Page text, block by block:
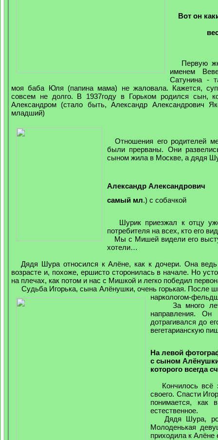
Вот он
Первую
именем
Сатунина -
моя баба Юля (папина мама) не жаловала. Кажется,
совсем не долго. В 1937году в Горьком родился сын,
Александром (стало быть, Александр Александрович
младший)
Отношения его родителей
были прерваны. Они
сыном жила в Москве, а дядя
Александр Александрович
самый мл.) с собачкой
Шурик приезжал к отцу уже
потребителя на всех, кто его
Мы с Мишей видели его
хотели…
Дядя Шура относился к Алёне, как к дочери. Она ведь
возрасте и, похоже, ершисто сторонилась в начале. Но
на плечах, как потом и нас с Мишкой и легко победил
Судьба Игорька, сына Алёнушки, очень горькая. После
наркологом-
За много лет
направления.
дотрагивался до
вегетарианскую
На левой
с сыном
которого всегда
Кончилось всё
своего. Спасти
понимается, как
естественное.
Дядя Шура,
Молоденькая
приходила к Алёне